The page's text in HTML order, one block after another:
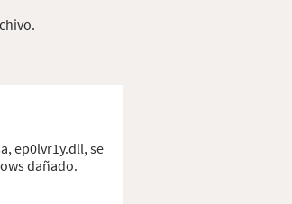
ep0lvr1y.dll, se
dañado.